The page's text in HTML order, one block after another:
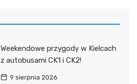
Weekendowe przygody w Kielcach
z autobusami CK1 i CK2!
9 sierpnia 2026